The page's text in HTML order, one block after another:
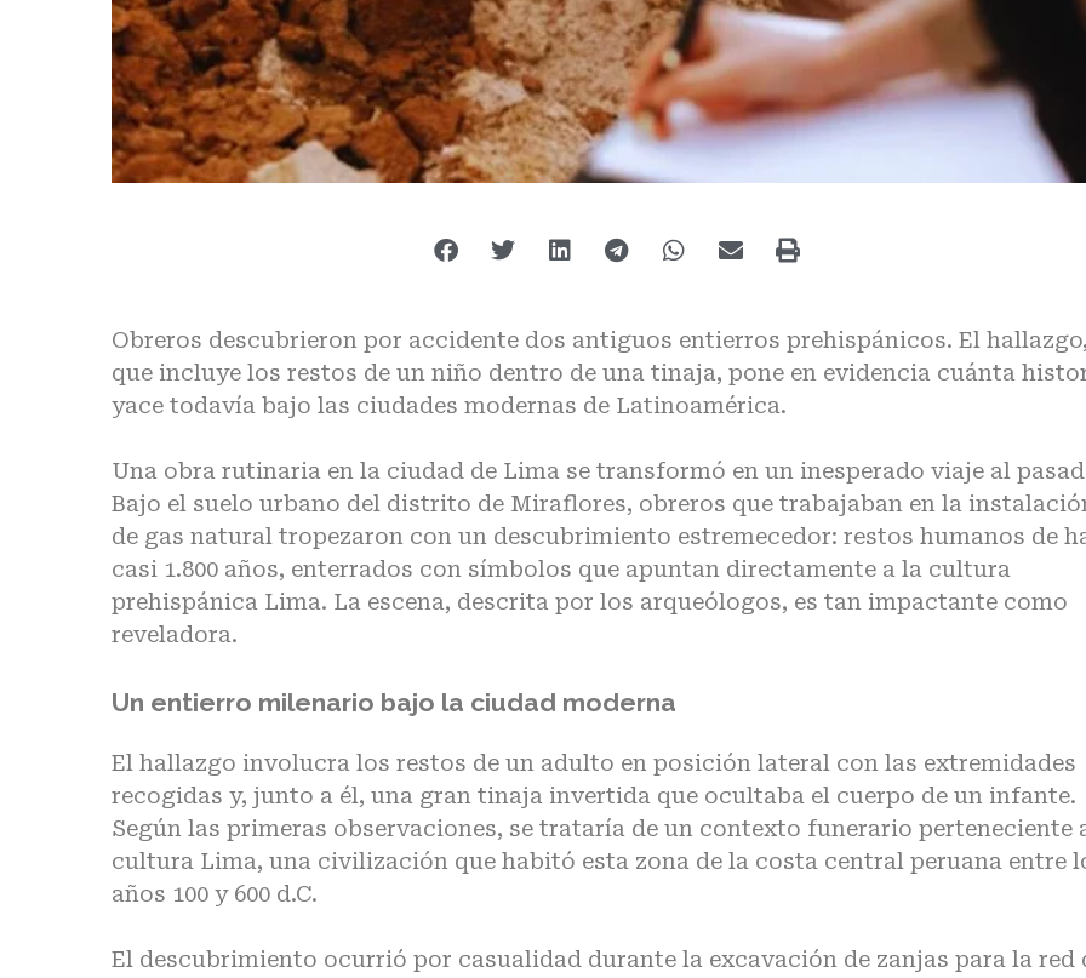
Obreros descubrieron por accidente dos antiguos entierros prehispánicos. El hallazgo,
que incluye los restos de un niño dentro de una tinaja, pone en evidencia cuánta
yace todavía bajo las ciudades modernas de Latinoamérica.
Una obra rutinaria en la ciudad de Lima se transformó en un inesperado viaje al
Bajo el suelo urbano del distrito de Miraflores, obreros que trabajaban en la
de gas natural tropezaron con un descubrimiento estremecedor: restos humanos de
casi 1.800 años, enterrados con símbolos que apuntan directamente a la cultura
prehispánica Lima. La escena, descrita por los arqueólogos, es tan impactante como
reveladora.
Un entierro milenario bajo la ciudad moderna
El hallazgo involucra los restos de un adulto en posición lateral con las extremidades
recogidas y, junto a él, una gran tinaja invertida que ocultaba el cuerpo de un infante.
Según las primeras observaciones, se trataría de un contexto funerario perteneciente
cultura Lima, una civilización que habitó esta zona de la costa central peruana entre
años 100 y 600 d.C.
El descubrimiento ocurrió por casualidad durante la excavación de zanjas para la red